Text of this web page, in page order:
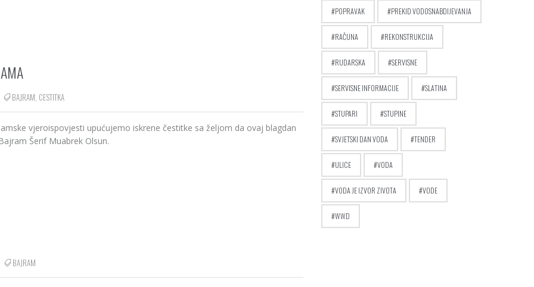
BAJRAM, CESTITKA
vjeroispovjesti upućujemo iskrene čestitke sa željom da ovaj blagdan
Šerif Muabrek Olsun.
BAJRAM
POPRAVAK PREKID VODOSNABDIJEVANJA
RAČUNA REKONSTRUKCIJA
RUDARSKA SERVISNE
SERVISNE INFORMACIJE SLATINA
STUPARI STUPINE
SVJETSKI DAN VODA TENDER
ULICE VODA
VODA JE IZVOR ZIVOTA VODE
WWD